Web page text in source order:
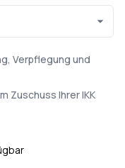
Verpflegung und
Zuschuss Ihrer IKK